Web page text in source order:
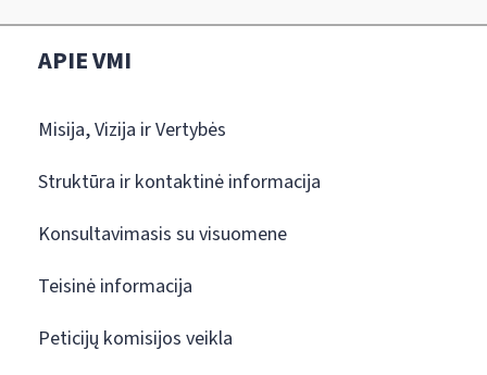
APIE VMI
Misija, Vizija ir Vertybės
Struktūra ir kontaktinė informacija
Konsultavimasis su visuomene
Teisinė informacija
Peticijų komisijos veikla